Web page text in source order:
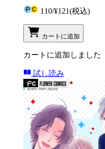
110/¥121(税込)
カートに追加
カートに追加しました
試し読み